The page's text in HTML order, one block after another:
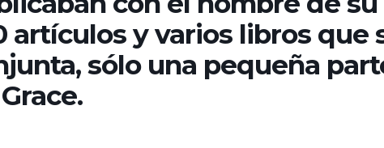
artículos y varios libros que
sólo una pequeña